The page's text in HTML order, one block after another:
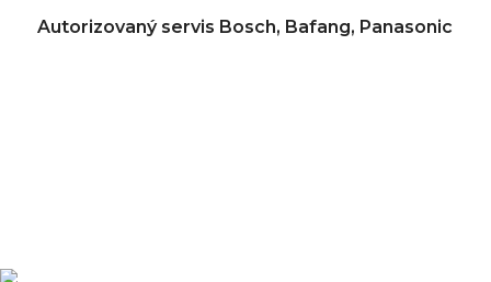
Autorizovaný servis Bosch, Bafang, Panasonic